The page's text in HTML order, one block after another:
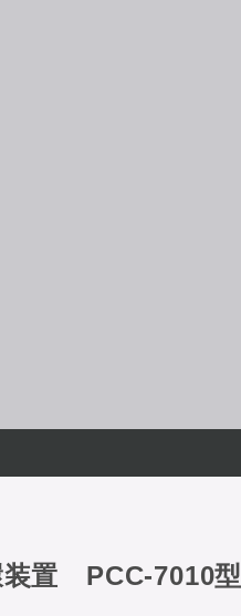
装置 PCC-7010型